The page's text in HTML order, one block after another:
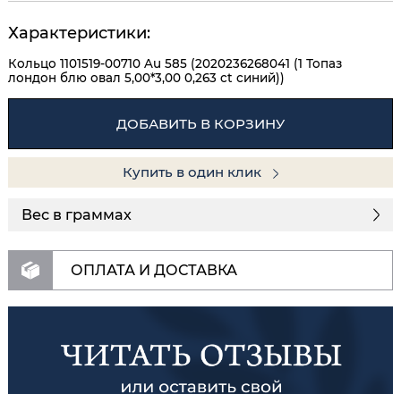
Характеристики:
Кольцо 1101519-00710 Au 585 (2020236268041 (1 Топаз
лондон блю овал 5,00*3,00 0,263 ct синий))
ДОБАВИТЬ В КОРЗИНУ
Купить в один клик
Вес в граммах
ОПЛАТА И ДОСТАВКА